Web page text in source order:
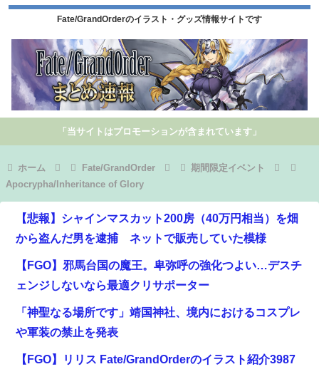
Fate/GrandOrderのイラスト・グッズ情報サイトです
「当サイトはプロモーションが含まれています」
ホーム Fate/GrandOrder
期間限定イベント
Apocrypha/Inheritance of Glory
【悲報】シャインマスカット200房（40万円相当）を畑
から盗んだ男を逮捕 ネットで販売していた模様
【FGO】邪馬台国の魔王。卑弥呼の強化つよい…デスチ
ェンジしないなら最適クリサポーター
「神聖なる場所です」靖国神社、境内におけるコスプレ
や軍装の禁止を発表
【FGO】リリス Fate/GrandOrderのイラスト紹介3987